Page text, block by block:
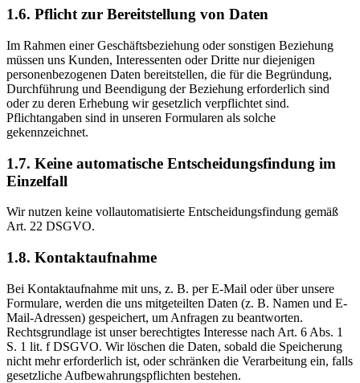
1.6. Pflicht zur Bereitstellung von Daten
Im Rahmen einer Geschäftsbeziehung oder sonstigen Beziehung
müssen uns Kunden, Interessenten oder Dritte nur diejenigen
personenbezogenen Daten bereitstellen, die für die Begründung,
Durchführung und Beendigung der Beziehung erforderlich sind
oder zu deren Erhebung wir gesetzlich verpflichtet sind.
Pflichtangaben sind in unseren Formularen als solche
gekennzeichnet.
1.7. Keine automatische Entscheidungsfindung im
Einzelfall
Wir nutzen keine vollautomatisierte Entscheidungsfindung gemäß
Art. 22 DSGVO.
1.8. Kontaktaufnahme
Bei Kontaktaufnahme mit uns, z. B. per E-Mail oder über unsere
Formulare, werden die uns mitgeteilten Daten (z. B. Namen und E-
Mail-Adressen) gespeichert, um Anfragen zu beantworten.
Rechtsgrundlage ist unser berechtigtes Interesse nach Art. 6 Abs. 1
S. 1 lit. f DSGVO. Wir löschen die Daten, sobald die Speicherung
nicht mehr erforderlich ist, oder schränken die Verarbeitung ein, falls
gesetzliche Aufbewahrungspflichten bestehen.